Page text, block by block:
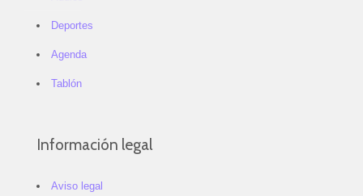
Deportes
Agenda
Tablón
Información legal
Aviso legal